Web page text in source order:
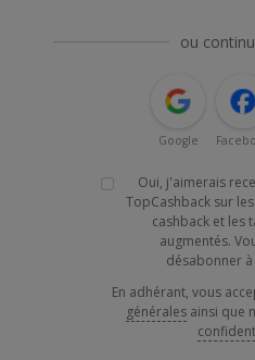
ou
Google
Oui, j'aimerais
TopCashback sur
cashback et les
augmentés.
désabonner
En adhérant, vous
générales ainsi que